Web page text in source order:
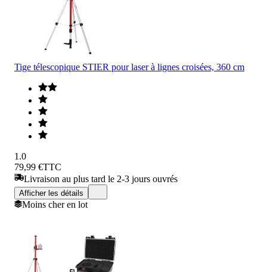
Tige télescopique STIER pour laser à lignes croisées, 360 cm
1.0
79,99 €TTC
Livraison au plus tard le 2-3 jours ouvrés
Afficher les détails
Moins cher en lot